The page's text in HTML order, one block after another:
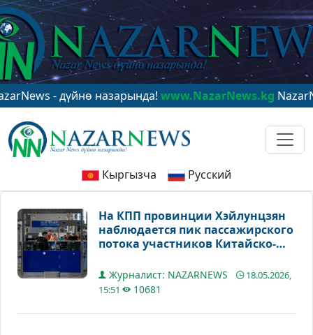
- дүйнө назарында!www.NazarNews.kgNazarNews -
Кыргызча Русский
На КПП провинции Хэйлунцзян
наблюдается пик пассажирского
потока участников Китайско-
Журналист: NAZARNEWS
18.05.2026,
15:51
10681